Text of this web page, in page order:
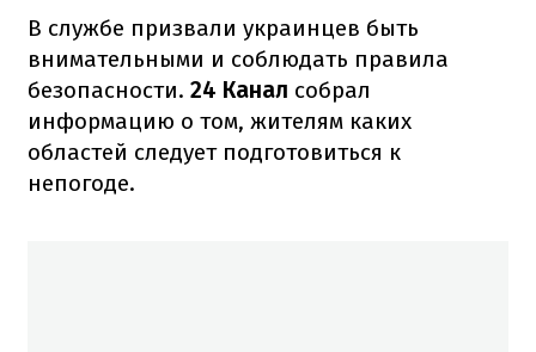
В службе призвали украинцев быть
внимательными и соблюдать правила
безопасности. 24 Канал собрал
информацию о том, жителям каких
областей следует подготовиться к
непогоде.